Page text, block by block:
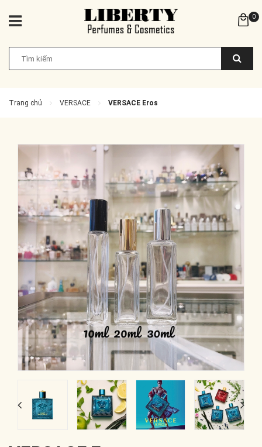
0
Trang chủ VERSACE VERSACE Eros